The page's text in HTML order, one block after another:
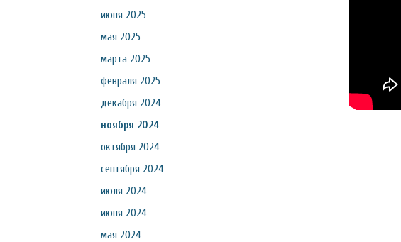
июня 2025
мая 2025
марта 2025
февраля 2025
декабря 2024
ноября 2024
октября 2024
сентября 2024
июля 2024
июня 2024
мая 2024